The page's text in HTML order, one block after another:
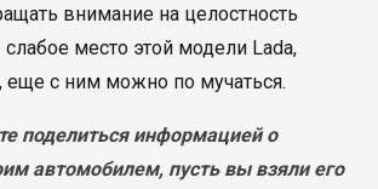
внимание на целостность
место этой модели Lada,
еще с ним можно по мучаться.
поделиться информацией о
автомобилем, пусть вы взяли его